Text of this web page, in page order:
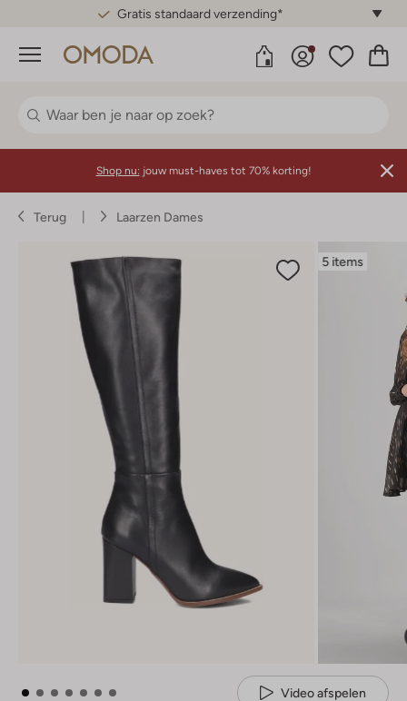
Gratis standaard verzending*
Menu
Shop nu: jouw must-haves tot 70% korting!
Terug Laarzen Dames
5 items
Video afspelen